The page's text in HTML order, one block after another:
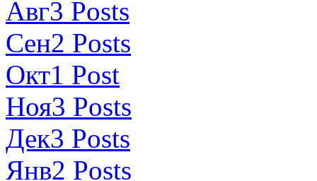
Авг3 Posts
Сен2 Posts
Окт1 Post
Ноя3 Posts
Дек3 Posts
Янв2 Posts